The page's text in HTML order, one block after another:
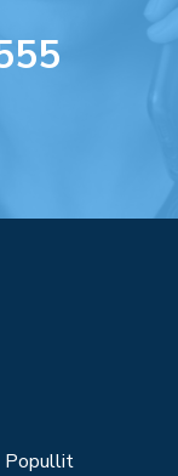
Popullit